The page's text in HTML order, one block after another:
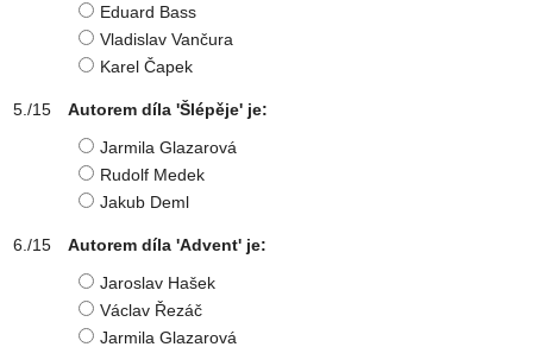
Eduard Bass
Vladislav Vančura
Karel Čapek
Autorem díla 'Šlépěje' je:
Jarmila Glazarová
Rudolf Medek
Jakub Deml
Autorem díla 'Advent' je:
Jaroslav Hašek
Václav Řezáč
Jarmila Glazarová